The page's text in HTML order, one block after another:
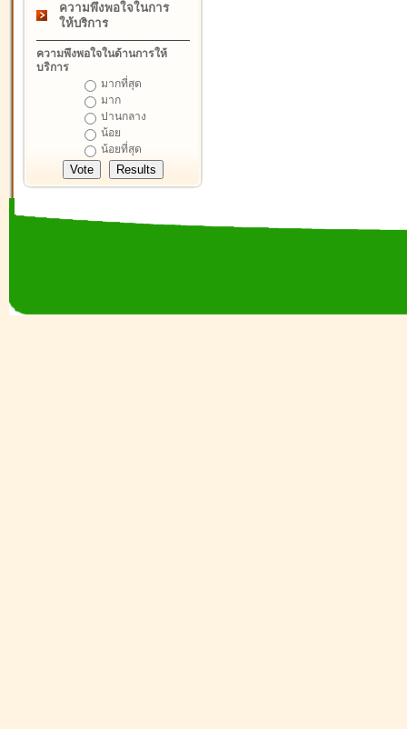
ความพึงพอใจในการ
ให้บริการ
ความพึงพอใจในด้านการให้
บริการ
มากที่สุด
มาก
ปานกลาง
น้อย
น้อยที่สุด